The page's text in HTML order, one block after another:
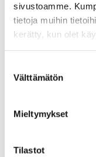
sivustoamme.
tietoja muihin
kerätty, kun olet
valinta
Välttämätön
Mieltymykset
Tilastot
Yhteystiedot
Postiosoite
PL 48, 08101 LOHJA
Kust
antaja ja j
Tilaajapalvelu
Tilausehdot